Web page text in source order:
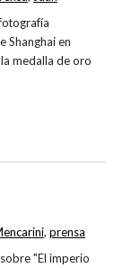
Shanghai en
medalla de oro
"El imperio
, prensa